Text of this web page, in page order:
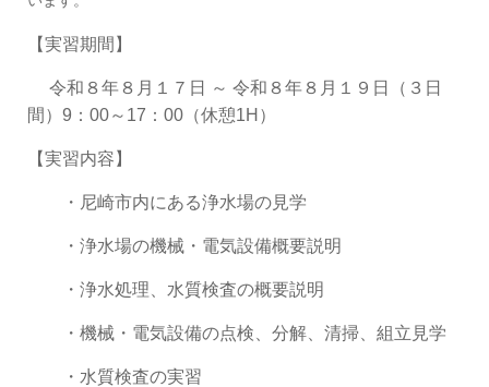
【実習期間】
令和８年８月１７日 ～ 令和８年８月１９日（３日
間）9：00～17：00（休憩1H）
【実習内容】
・尼崎市内にある浄水場の見学
・浄水場の機械・電気設備概要説明
・浄水処理、水質検査の概要説明
・機械・電気設備の点検、分解、清掃、組立見学
・水質検査の実習